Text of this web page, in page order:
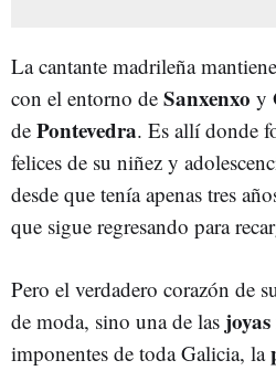
La cantante madrileña
con el entorno de Sanxenxo y
de Pontevedra. Es allí donde
felices de su niñez y
desde que tenía apenas tres
que sigue regresando para
Pero el verdadero corazón de
de moda, sino una de las
imponentes de toda Galicia, la